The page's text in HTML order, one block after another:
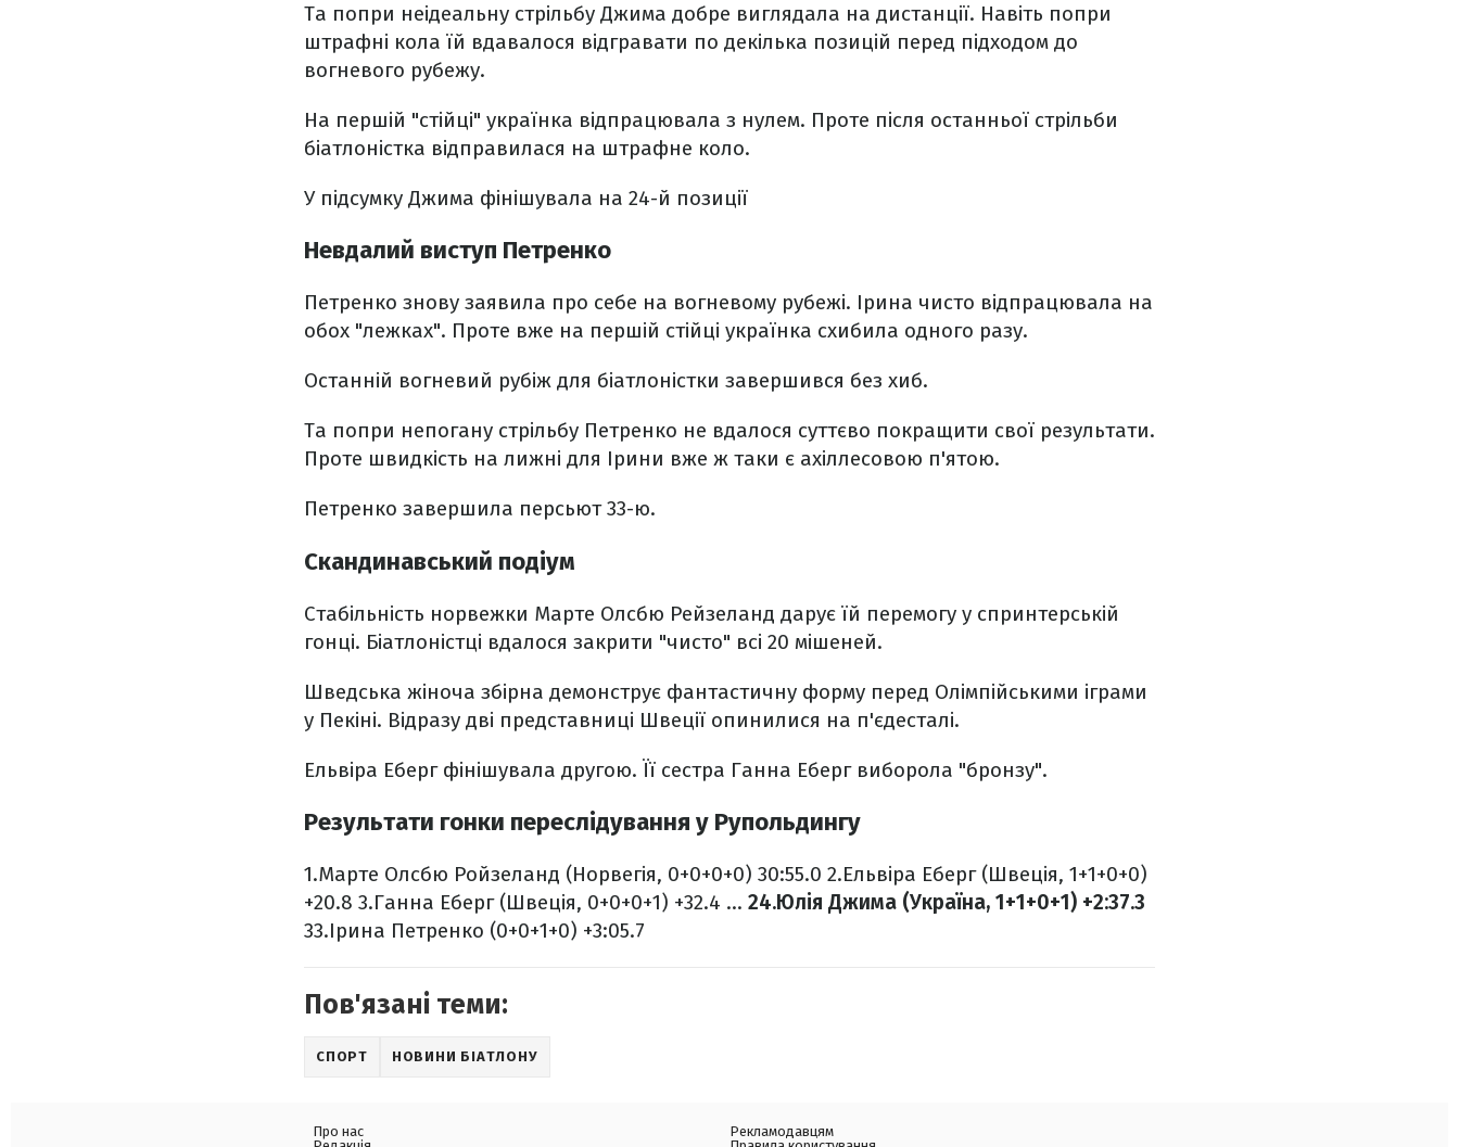
Та попри неідеальну стрільбу Джима добре виглядала на дистанції. Навіть попри
штрафні кола їй вдавалося відгравати по декілька позицій перед підходом до
вогневого рубежу.
На першій "стійці" українка відпрацювала з нулем. Проте після останньої стрільби
біатлоністка відправилася на штрафне коло.
У підсумку Джима фінішувала на 24-й позиції
Невдалий виступ Петренко
Петренко знову заявила про себе на вогневому рубежі. Ірина чисто відпрацювала на
обох "лежках". Проте вже на першій стійці українка схибила одного разу.
Останній вогневий рубіж для біатлоністки завершився без хиб.
Та попри непогану стрільбу Петренко не вдалося суттєво покращити свої результати.
Проте швидкість на лижні для Ірини вже ж таки є ахіллесовою п'ятою.
Петренко завершила персьют 33-ю.
Скандинавський подіум
Стабільність норвежки Марте Олсбю Рейзеланд дарує їй перемогу у спринтерській
гонці. Біатлоністці вдалося закрити "чисто" всі 20 мішеней.
Шведська жіноча збірна демонструє фантастичну форму перед Олімпійськими іграми
у Пекіні. Відразу дві представниці Швеції опинилися на п'єдесталі.
Ельвіра Еберг фінішувала другою. Її сестра Ганна Еберг виборола "бронзу".
Результати гонки переслідування у Рупольдингу
1.Марте Олсбю Ройзеланд (Норвегія, 0+0+0+0) 30:55.0 2.Ельвіра Еберг (Швеція, 1+1+0+0)
+20.8 3.Ганна Еберг (Швеція, 0+0+0+1) +32.4 ... 24.Юлія Джима (Україна, 1+1+0+1) +2:37.3
33.Ірина Петренко (0+0+1+0) +3:05.7
Пов'язані теми:
СПОРТ НОВИНИ БІАТЛОНУ
Про нас
Рекламодавцям